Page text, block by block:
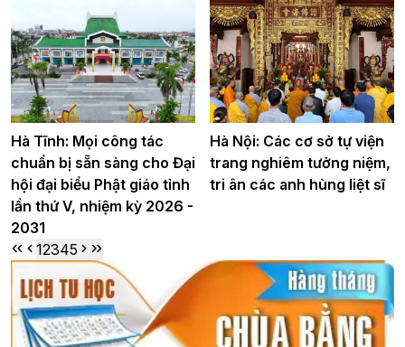
Hà Tĩnh: Mọi công tác
chuẩn bị sẵn sàng cho Đại
hội đại biểu Phật giáo tỉnh
lần thứ V, nhiệm kỳ 2026 -
2031
Hà Nội: Các cơ sở tự viện
trang nghiêm tưởng niệm,
tri ân các anh hùng liệt sĩ
12345